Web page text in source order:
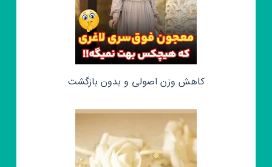
کاهش وزن اصولی و بدون بازگشت